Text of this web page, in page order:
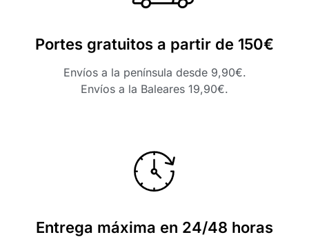
Portes gratuitos a partir de 150€
Envíos a la península desde 9,90€.
Envíos a la Baleares 19,90€.
Entrega máxima en 24/48 horas